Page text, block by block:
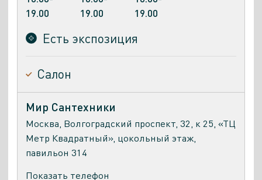
19.00
19.00
19.00
Есть экспозиция
Cалон
Мир Сантехники
Москва, Волгоградский проспект, 32, к 25, «ТЦ
Метр Квадратный», цокольный этаж,
павильон 314
Показать телефон